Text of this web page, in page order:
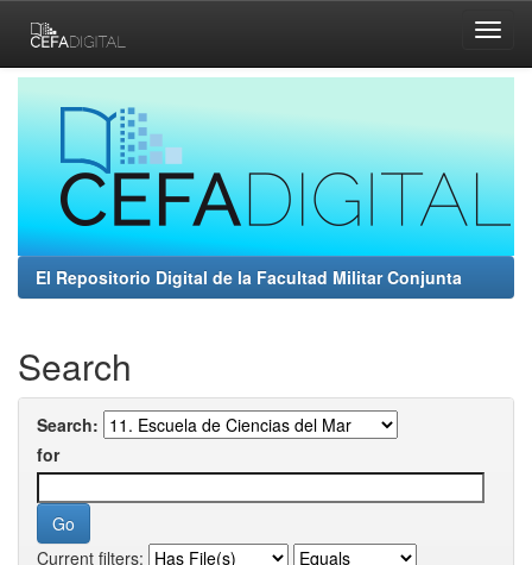
navigation
El Repositorio Digital de la Facultad Militar Conjunta
Search
Search:
for
Current filters: